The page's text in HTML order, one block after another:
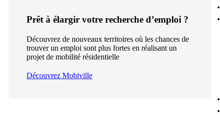
Prêt à élargir votre recherche d’emploi ?
Découvrez de nouveaux territoires où les chances de
trouver un emploi sont plus fortes en réalisant un
projet de mobilité résidentielle
Découvrez Mobiville